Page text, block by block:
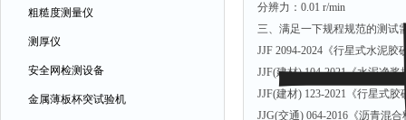
粗糙度测量仪
测厚仪
安全网检测设备
金属薄板杯突试验机
分辨力：0.01 r/min
三、满足一下规程规范的测试
JJF 2094-2024《行星式水泥胶
JJF(建材) 104-2021《水泥净
JJF(建材) 123-2021《行星式
JJG(交通) 064-2016《沥青混